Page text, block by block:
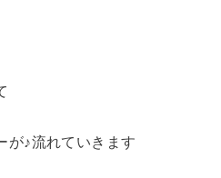
が♪流れていきます